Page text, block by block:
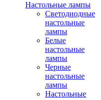
Настольные лампы
Светодиодные
настольные
лампы
Белые
настольные
лампы
Черные
настольные
лампы
Настольные